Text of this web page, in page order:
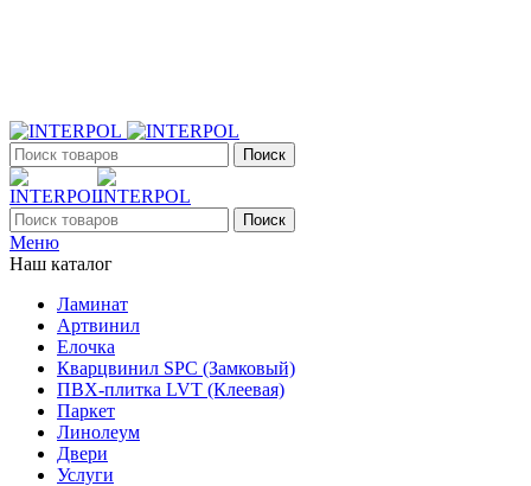
Поиск
Поиск
Меню
Наш каталог
Ламинат
Артвинил
Елочка
Кварцвинил SPC (Замковый)
ПВХ-плитка LVT (Клеевая)
Паркет
Линолеум
Двери
Услуги